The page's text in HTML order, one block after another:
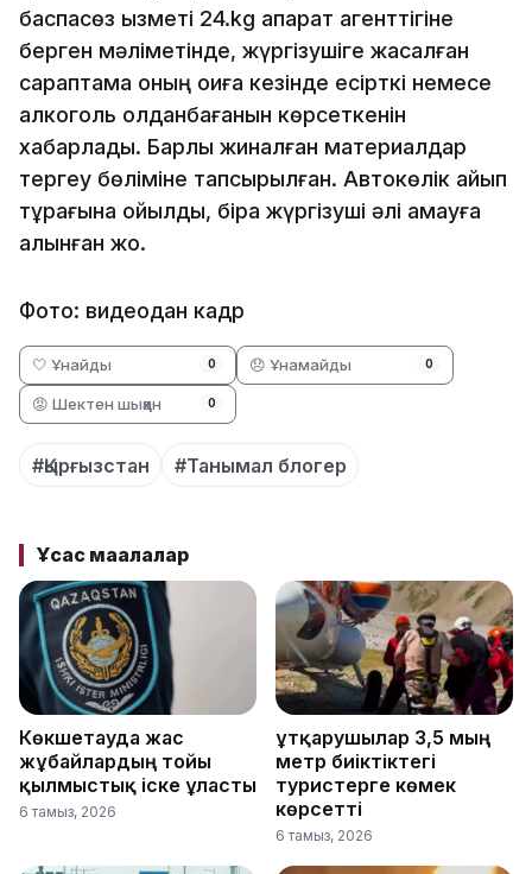
баспасөз қызметі 24.kg ақпарат агенттігіне
берген мәліметінде, жүргізушіге жасалған
сараптама оның оқиға кезінде есірткі немесе
алкоголь қолданбағанын көрсеткенін
хабарлады. Барлық жиналған материалдар
тергеу бөліміне тапсырылған. Автокөлік айып
тұрағына қойылды, бірақ жүргізуші әлі қамауға
алынған жоқ.
Фото: видеодан кадр
🤍 Ұнайды 0 😞 Ұнамайды 0
😡 Шектен шыққан 0
#Қырғызстан #Танымал блогер
Ұқсас мақалалар
Көкшетауда жас
жұбайлардың тойы
қылмыстық іске ұласты
6 тамыз, 2026
Құтқарушылар 3,5 мың
метр биіктіктегі
туристерге көмек
көрсетті
6 тамыз, 2026